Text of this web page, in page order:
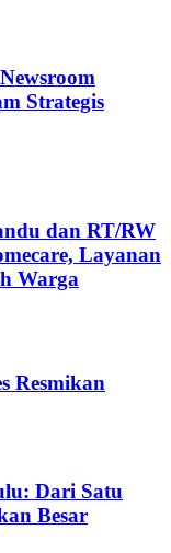
Strategis
dan RT/RW
Layanan
Warga
Resmikan
Dari Satu
Besar